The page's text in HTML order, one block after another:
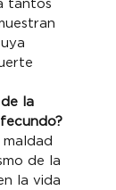
tantos
la
de la
la vida